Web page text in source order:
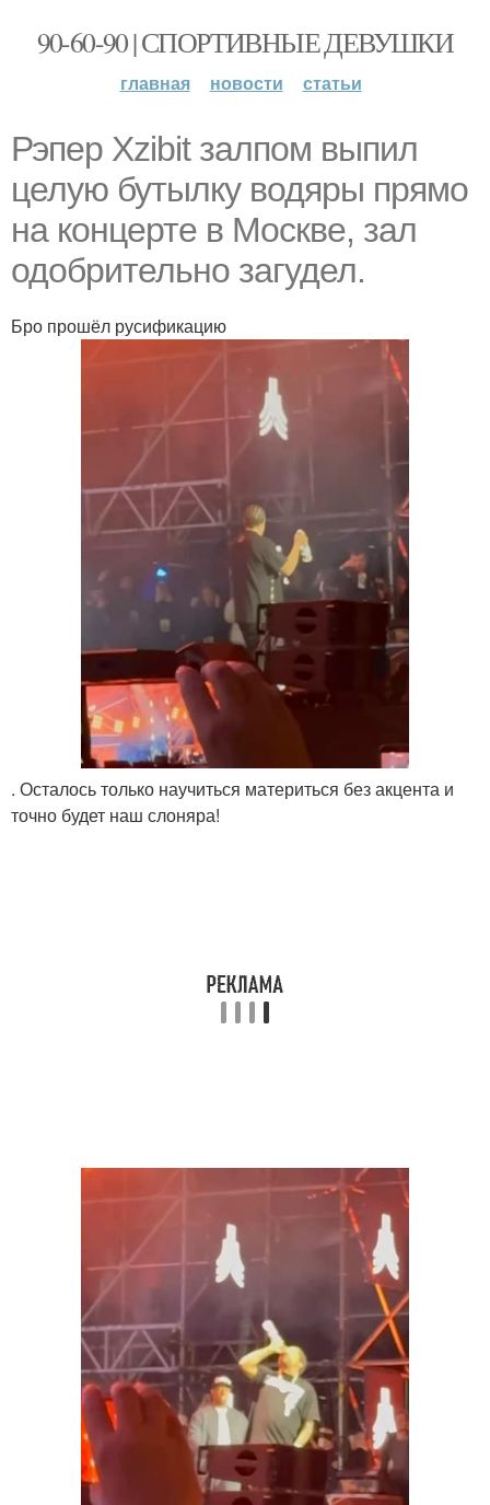
90-60-90 | СПОРТИВНЫЕ ДЕВУШКИ
главная новости статьи
Рэпер Xzibit залпом выпил
целую бутылку водяры прямо
на концерте в Москве, зал
одобрительно загудел.
Бро прошёл русификацию
. Осталось только научиться материться без акцента и
точно будет наш слоняра!